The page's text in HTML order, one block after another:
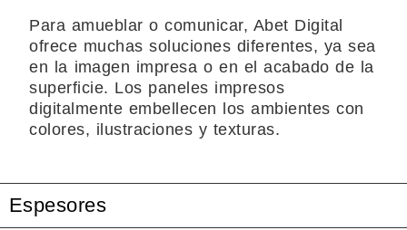
Para amueblar o comunicar, Abet Digital
ofrece muchas soluciones diferentes, ya sea
en la imagen impresa o en el acabado de la
superficie. Los paneles impresos
digitalmente embellecen los ambientes con
colores, ilustraciones y texturas.
Espesores